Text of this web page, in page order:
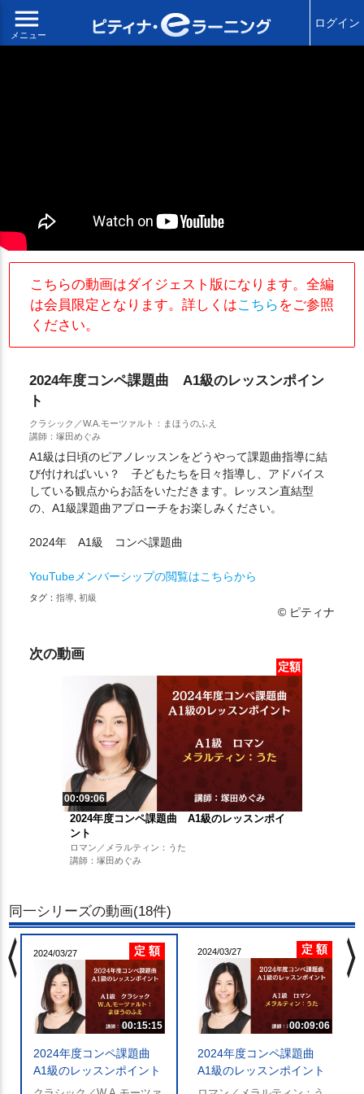
menu
メニュー
ログイン
こちらの動画はダイジェスト版になります。全編
は会員限定となります。詳しくはこちら をご参照
ください。
2024年度コンペ課題曲 A1級のレッスンポイン
ト
クラシック／W.A.モーツァルト：まほうのふえ
講師：塚田めぐみ
A1級は日頃のピアノレッスンをどうやって課題曲指導に結
び付ければいい？ 子どもたちを日々指導し、アドバイス
している観点からお話をいただきます。レッスン直結型
の、A1級課題曲アプローチをお楽しみください。
2024年 A1級 コンペ課題曲
YouTubeメンバーシップの閲覧はこちらから
タグ： 指導, 初級
© ピティナ
次の動画
定額
00:09:06
2024年度コンペ課題曲 A1級のレッスンポイ
ント
ロマン／メラルティン：うた
講師：塚田めぐみ
同一シリーズの動画(18件)
2024/03/27 定 額
00:15:15
2024年度コンペ課題曲
A1級のレッスンポイント
2024/03/27 定 額
00:09:06
2024年度コンペ課題曲
A1級のレッスンポイント
chevron_left chevron_right